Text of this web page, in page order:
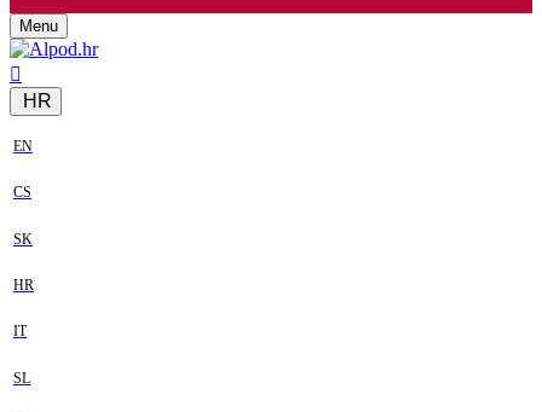
Menu
HR
EN
CS
SK
HR
IT
SL